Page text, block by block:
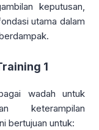
keputusan,
utama dalam
1
wadah untuk
keterampilan
bertujuan untuk: